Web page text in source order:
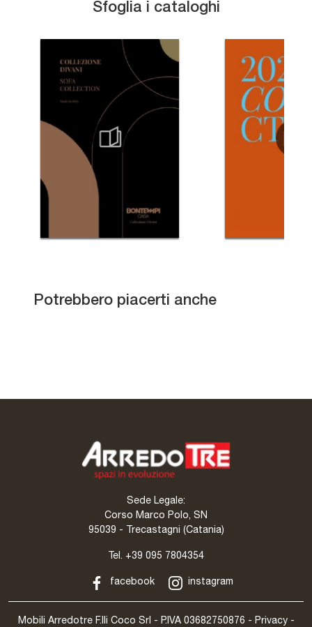
Sfoglia i cataloghi
Potrebbero piacerti anche
Leonardo L514N
Domino In 02
Sede Legale:
Corso Marco Polo, SN
95039 - Trecastagni (Catania)
Tel. +39 095 7804354
facebook instagram
Mobili Arredotre F.lli Coco Srl - P.IVA 03682750876 - Privacy-